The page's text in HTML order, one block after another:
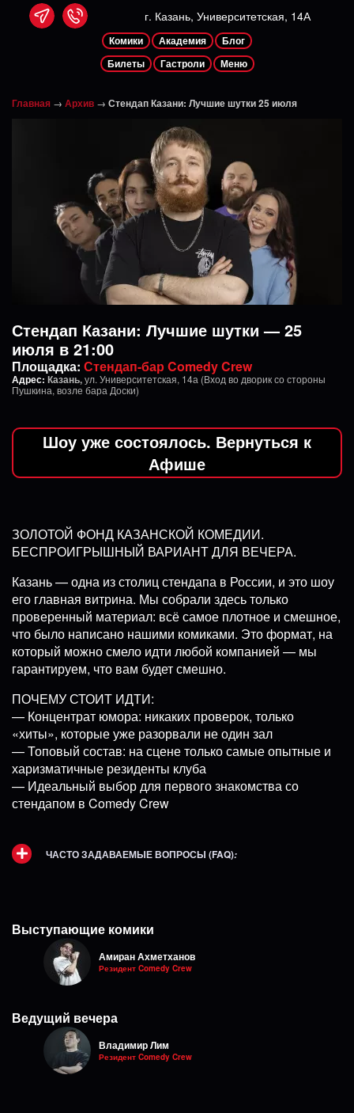
г. Казань, Университетская, 14А
Комики Академия
Блог
Билеты
Гастроли Меню
Главная → Архив → Стендап Казани: Лучшие шутки 25 июля
Стендап Казани: Лучшие шутки — 25
июля в 21:00
Площадка: Стендап-бар Comedy Crew
Адрес: Казань,ул. Университетская, 14а (Вход во дворик со стороны
Пушкина, возле бара Доски)
Шоу уже состоялось. Вернуться к
Афише
ЗОЛОТОЙ ФОНД КАЗАНСКОЙ КОМЕДИИ.
БЕСПРОИГРЫШНЫЙ ВАРИАНТ ДЛЯ ВЕЧЕРА.
Казань — одна из столиц стендапа в России, и это шоу
его главная витрина. Мы собрали здесь только
проверенный материал: всё самое плотное и смешное,
что было написано нашими комиками. Это формат, на
который можно смело идти любой компанией — мы
гарантируем, что вам будет смешно.
ПОЧЕМУ СТОИТ ИДТИ:
— Концентрат юмора: никаких проверок, только
«хиты», которые уже разорвали не один зал
— Топовый состав: на сцене только самые опытные и
харизматичные резиденты клуба
— Идеальный выбор для первого знакомства со
стендапом в Comedy Crew
ЧАСТО ЗАДАВАЕМЫЕ ВОПРОСЫ (FAQ):
Выступающие комики
Амиран Ахметханов
Резидент Comedy Crew
Ведущий вечера
Владимир Лим
Резидент Comedy Crew